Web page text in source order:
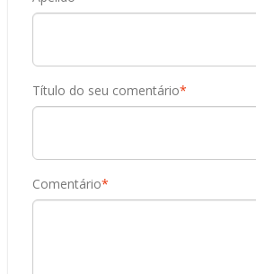
*
Título do seu comentário
*
Comentário